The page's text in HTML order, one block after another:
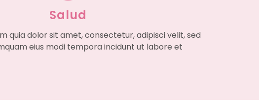
Salud
quia dolor sit amet, consectetur, adipisci velit, sed
eius modi tempora incidunt ut labore et